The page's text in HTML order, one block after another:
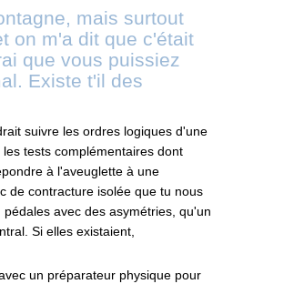
mais surtout
on m'a dit que c'était
que vous puissiez
Existe t'il des
suivre les ordres logiques d'une
tests complémentaires dont
à l'aveuglette à une
de contracture isolée que tu nous
avec des asymétries, qu'un
Si elles existaient,
un préparateur physique pour